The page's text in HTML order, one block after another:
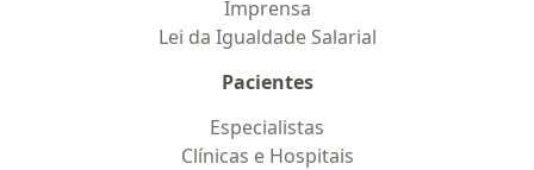
Imprensa
Lei da Igualdade Salarial
Pacientes
Especialistas
Clínicas e Hospitais